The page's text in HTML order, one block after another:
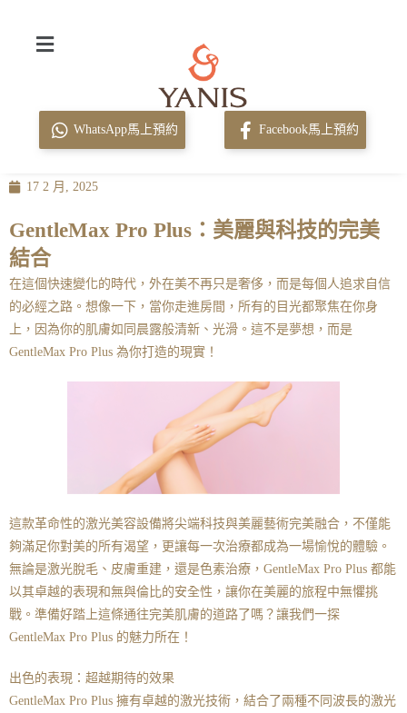
WhatsApp馬上預約 Facebook馬上預約
17 2 月, 2025
GentleMax Pro Plus：美麗與科技的完美
結合
在這個快速變化的時代，外在美不再只是奢侈，而是每個人追求自信
的必經之路。想像一下，當你走進房間，所有的目光都聚焦在你身
上，因為你的肌膚如同晨露般清新、光滑。這不是夢想，而是
GentleMax Pro Plus 為你打造的現實！
這款革命性的激光美容設備將尖端科技與美麗藝術完美融合，不僅能
夠滿足你對美的所有渴望，更讓每一次治療都成為一場愉悅的體驗。
無論是激光脫毛、皮膚重建，還是色素治療，GentleMax Pro Plus 都能
以其卓越的表現和無與倫比的安全性，讓你在美麗的旅程中無懼挑
戰。準備好踏上這條通往完美肌膚的道路了嗎？讓我們一探
GentleMax Pro Plus 的魅力所在！
出色的表現：超越期待的效果
GentleMax Pro Plus 擁有卓越的激光技術，結合了兩種不同波長的激光